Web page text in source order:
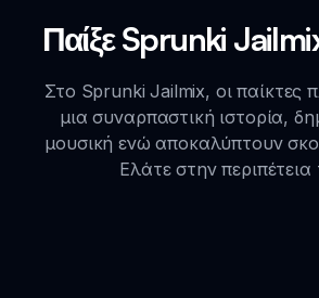
Παίξε Sprunki
Στο Sprunki Jailmix, οι παίκτες
μια συναρπαστική ιστορία,
μουσική ενώ αποκαλύπτουν
Ελάτε στην